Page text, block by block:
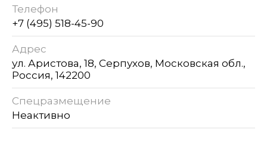
Телефон
+7 (495) 518-45-90
Адрес
ул. Аристова, 18, Серпухов, Московская обл.,
Россия, 142200
Спецразмещение
Неактивно